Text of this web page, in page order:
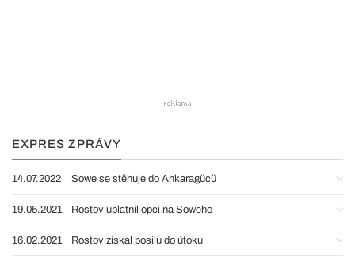
EXPRES ZPRÁVY
14.07.2022 Sowe se stěhuje do Ankaragücü
19.05.2021 Rostov uplatnil opci na Soweho
16.02.2021 Rostov získal posilu do útoku